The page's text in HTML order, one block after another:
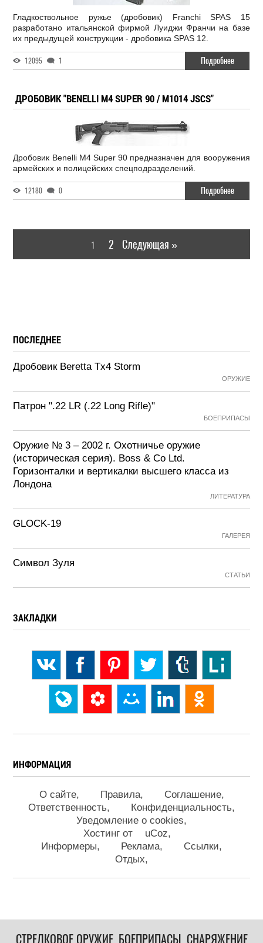
Гладкоствольное ружье (дробовик) Franchi SPAS 15
разработано итальянской фирмой Луиджи Франчи на базе
их предыдущей конструкции - дробовика SPAS 12.
12095 1 Подробнее
ДРОБОВИК "BENELLI M4 SUPER 90 / M1014 JSCS"
Дробовик Benelli M4 Super 90 предназначен для вооружения
армейских и полицейских спецподразделений.
12180 0 Подробнее
1 2 Следующая »
ПОСЛЕДНЕЕ
Дробовик Beretta Tx4 Storm
ОРУЖИЕ
Патрон ".22 LR (.22 Long Rifle)"
БОЕПРИПАСЫ
Оружие № 3 – 2002 г. Охотничье оружие
(историческая серия). Boss & Co Ltd.
Горизонталки и вертикалки высшего класса из
Лондона
ЛИТЕРАТУРА
GLOCK-19
ГАЛЕРЕЯ
Символ Зуля
СТАТЬИ
ЗАКЛАДКИ
ИНФОРМАЦИЯ
О сайте Правила
Соглашение
Ответственность
Конфиденциальность
Уведомление о cookies
Хостинг от
uCoz
Информеры
Реклама
Ссылки
Отдых
СТРЕЛКОВОЕ ОРУЖИЕ, БОЕПРИПАСЫ, СНАРЯЖЕНИЕ